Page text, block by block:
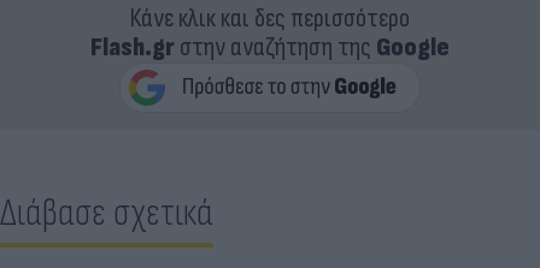
Κάνε κλικ και δες περισσότερο
Flash.grστην αναζήτηση της Google
Διάβασε σχετικά